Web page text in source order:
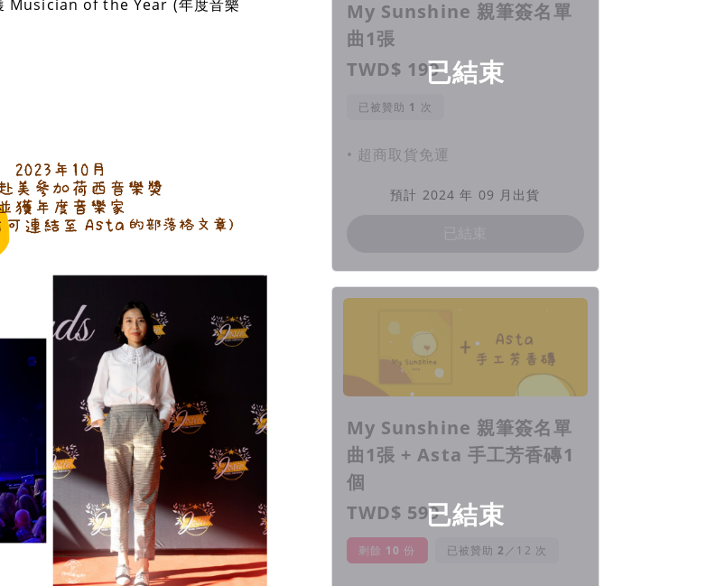
Musician of the Year (年度音樂
已結束
My Sunshine 親筆簽名單
曲1張
TWD$ 199
已被贊助 次
• 超商取貨免運
預計 2024 年 09 月出貨
已結束
My Sunshine 親筆簽名單
曲1張 + Asta 手工芳香磚1
個
TWD$ 599
剩餘 10 份 已被贊助 ／12 次